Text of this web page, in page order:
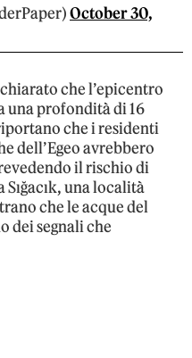
October 30,
che l’epicentro
una profondità di 16
che i residenti
dell’Egeo avrebbero
il rischio di
Sığacık, una località
che le acque del
dei segnali che